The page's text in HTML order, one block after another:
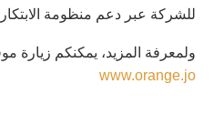
للشركة عبر دعم منظومة
ولمعرفة المزيد، يمكنكم زيارة
www.orange.jo